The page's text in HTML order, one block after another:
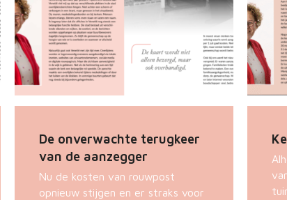
De onverwachte terugkeer
van de aanzegger
Nu de kosten van rouwpost
opnieuw stijgen en er straks voor